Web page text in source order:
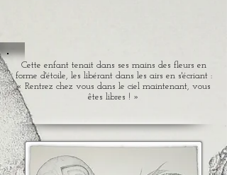
Cette enfant tenait dans ses mains des fleurs en
forme d'étoile, les libérant dans les airs en s'écriant :
« Rentrez chez vous dans le ciel maintenant, vous
êtes libres ! »